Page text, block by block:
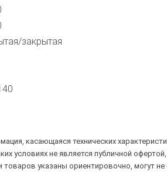
закрытая
касающаяся технических
условиях не является публичной
товаров указаны ориентировочно, могут